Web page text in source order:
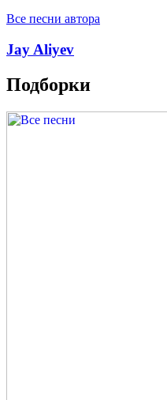
Все песни автора
Jay Aliyev
Подборки